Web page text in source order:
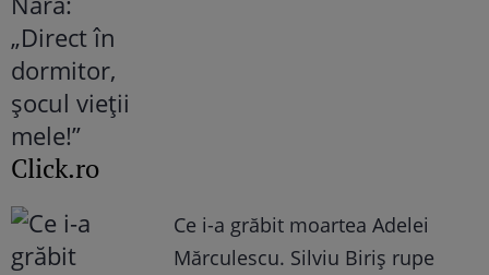
Click.ro
Ce i-a grăbit moartea Adelei
Mărculescu. Silviu Biriș rupe